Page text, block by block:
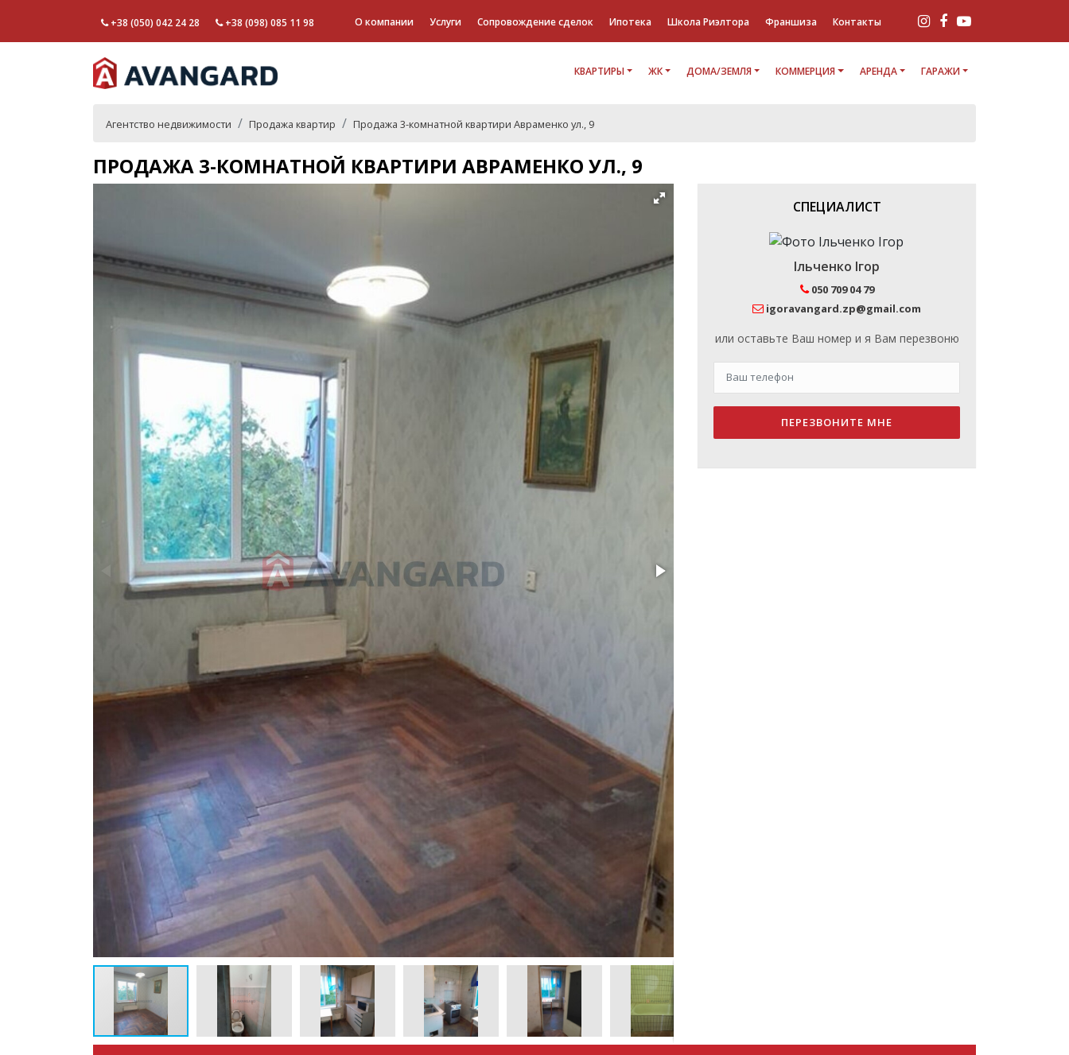
+38 (050) 042 24 28 +38 (098) 085 11 98 О компании Услуги Сопровождение сделок Ипотека Школа Риэлтора Франшиза Контакты
КВАРТИРЫ ЖК ДОМА/ЗЕМЛЯ КОММЕРЦИЯ АРЕНДА ГАРАЖИ
Агентство недвижимости Продажа квартир Продажа 3-комнатной квартири Авраменко ул., 9
ПРОДАЖА 3-КОМНАТНОЙ КВАРТИРИ АВРАМЕНКО УЛ., 9
СПЕЦИАЛИСТ
Ільченко Ігор
050 709 04 79
igoravangard.zp@gmail.com
или оставьте Ваш номер и я Вам перезвоню
ПЕРЕЗВОНИТЕ МНЕ